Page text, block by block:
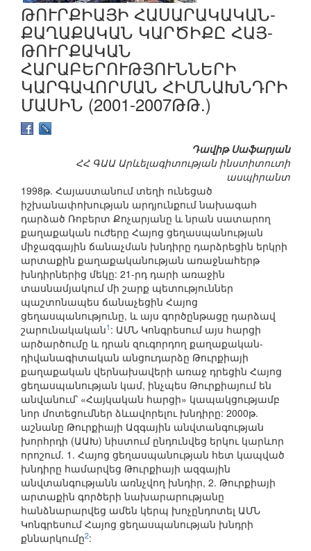
ԹՈՒՐՔԻԱՅԻ ՀԱՍԱՐԱԿԱԿԱՆ-
ՔԱՂԱՔԱԿԱՆ ԿԱՐԾԻՔԸ ՀԱՅ-
ԹՈՒՐՔԱԿԱՆ
ՀԱՐԱԲԵՐՈՒԹՅՈՒՆՆԵՐԻ
ԿԱՐԳԱՎՈՐՄԱՆ ՀԻՄՆԱԽՆԴՐԻ
ՄԱՍԻՆ (2001-2007ԹԹ.)
Դավիթ Սաֆարյան
ՀՀ ԳԱԱ Արևելագիտության ինստիտուտի
ասպիրանտ
1998թ. Հայաստանում տեղի ունեցած
իշխանափոխության արդյունքում նախագահ
դարձած Ռոբերտ Քոչարյանը և նրան սատարող
քաղաքական ուժերը Հայոց ցեղասպանության
միջազգային ճանաչման խնդիրը դարձրեցին երկրի
արտաքին քաղաքականության առաջնահերթ
խնդիրներից մեկը: 21-րդ դարի առաջին
տասնամյակում մի շարք պետություններ
պաշտոնապես ճանաչեցին Հայոց
ցեղասպանությունը, և այս գործընթացը դարձավ
շարունակական1 : ԱՄՆ Կոնգրեսում այս հարցի
արծարծումը և դրան զուգորդող քաղաքական-
դիվանագիտական անցուդարձը Թուրքիայի
քաղաքական վերնախավերի առաջ դրեցին Հայոց
ցեղասպանության կամ, ինչպես Թուրքիայում են
անվանում՝ «Հայկական հարցի» կապակցությամբ
նոր մոտեցումներ ձևավորելու խնդիրը: 2000թ.
աշնանը Թուրքիայի Ազգային անվտանգության
խորհրդի (ԱԱԽ) նիստում ընդունվեց երկու կարևոր
որոշում. 1. Հայոց ցեղասպանության հետ կապված
խնդիրը համարվեց Թուրքիայի ազգային
անվտանգությանն առնչվող խնդիր, 2. Թուրքիայի
արտաքին գործերի նախարարությանը
հանձնարարվեց ամեն կերպ խոչընդոտել ԱՄՆ
Կոնգրեսում Հայոց ցեղասպանության խնդրի
քննարկումը2: